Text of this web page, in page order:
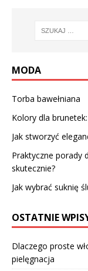
MODA
Torba bawełniana
Kolory dla
Jak stworzyć
Praktyczne porady
skutecznie?
Jak wybrać suknię
OSTATNIE
Dlaczego proste
pielęgnacja